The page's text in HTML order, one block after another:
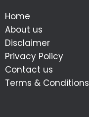
Home
About us
Disclaimer
Privacy Policy
Contact us
Terms & Conditions